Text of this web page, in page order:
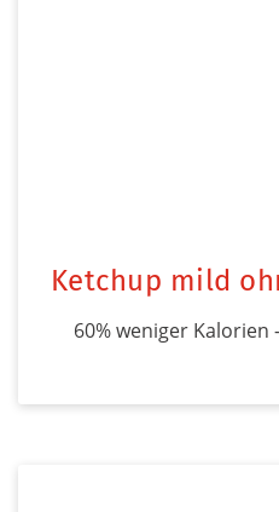
Ketchup mild
60% weniger Kalorien